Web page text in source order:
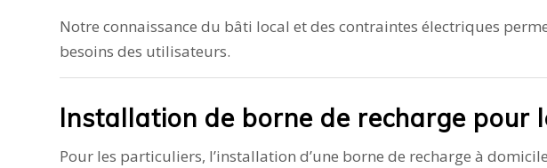
Notre connaissance du bâti local et des contraintes électriques
besoins des utilisateurs.
Installation de borne de recharge
Pour les particuliers, l’installation d’une borne de recharge à